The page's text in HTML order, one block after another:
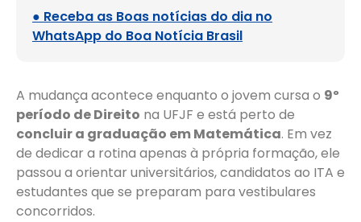
● Receba as Boas notícias do dia no
WhatsApp do Boa Notícia Brasil
A mudança acontece enquanto o jovem cursa o 9º
período de Direito na UFJF e está perto de
concluir a graduação em Matemática. Em vez
de dedicar a rotina apenas à própria formação, ele
passou a orientar universitários, candidatos ao ITA e
estudantes que se preparam para vestibulares
concorridos.